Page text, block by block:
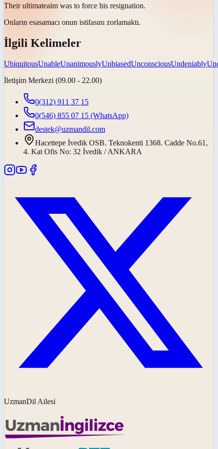
Their ultimateaim was to force his resignation.
Onların esasamacı onun istifasını zorlamaktı.
İlgili Kelimeler
UbiquitousUnableUnanimouslyUnbiasedUnconsciousUndeniably
İletişim Merkezi (09.00 - 22.00)
0(312) 911 37 15
0(546) 855 07 15 (WhatsApp)
destek@uzmandil.com
Hacettepe İvedik OSB. Teknokenti 1368. Cadde No.61,
4. Kat Ofis No: 32 İvedik / ANKARA
UzmanDil Ailesi